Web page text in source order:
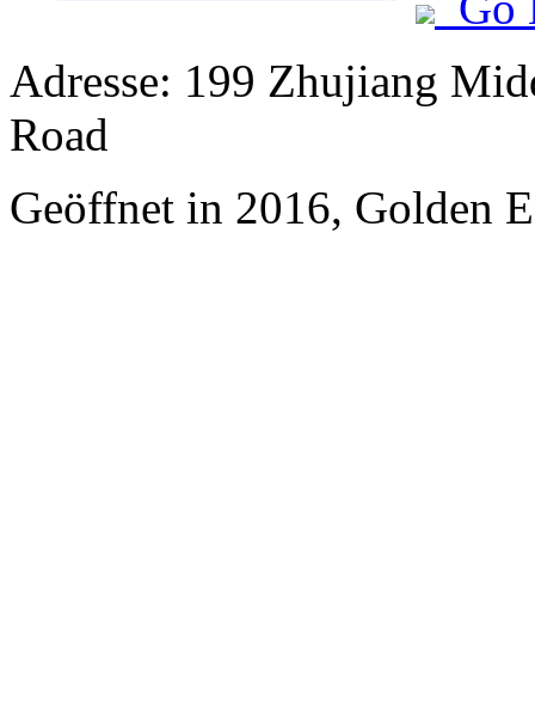
Adresse: 199 Zhujiang
Road
Geöffnet in 2016, Golden